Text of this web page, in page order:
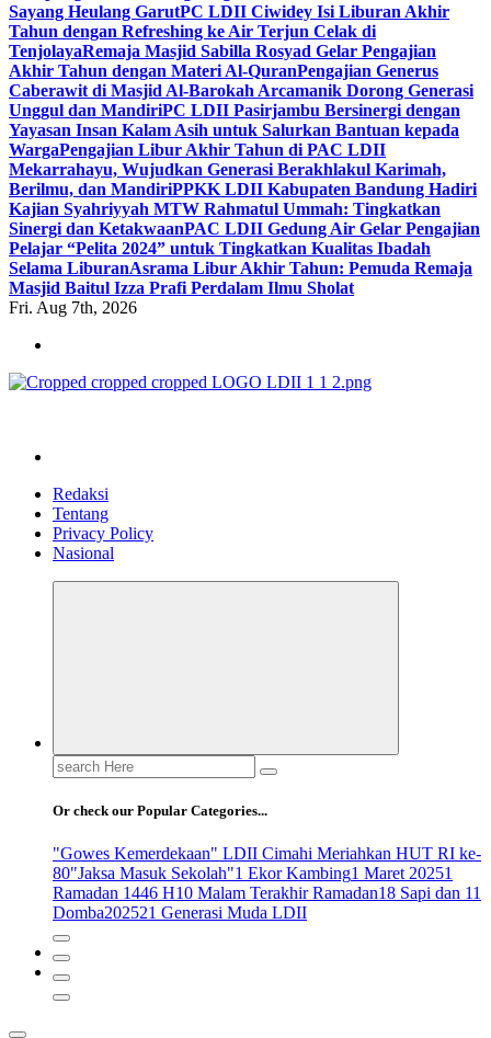
Sayang Heulang GarutPC LDII Ciwidey Isi Liburan Akhir
Tahun dengan Refreshing ke Air Terjun Celak di
TenjolayaRemaja Masjid Sabilla Rosyad Gelar Pengajian
Akhir Tahun dengan Materi Al-QuranPengajian Generus
Caberawit di Masjid Al-Barokah Arcamanik Dorong Generasi
Unggul dan MandiriPC LDII Pasirjambu Bersinergi dengan
Yayasan Insan Kalam Asih untuk Salurkan Bantuan kepada
WargaPengajian Libur Akhir Tahun di PAC LDII
Mekarrahayu, Wujudkan Generasi Berakhlakul Karimah,
Berilmu, dan MandiriPPKK LDII Kabupaten Bandung Hadiri
Kajian Syahriyyah MTW Rahmatul Ummah: Tingkatkan
Sinergi dan KetakwaanPAC LDII Gedung Air Gelar Pengajian
Pelajar “Pelita 2024” untuk Tingkatkan Kualitas Ibadah
Selama LiburanAsrama Libur Akhir Tahun: Pemuda Remaja
Masjid Baitul Izza Prafi Perdalam Ilmu Sholat
Fri. Aug 7th, 2026
Redaksi
Tentang
Privacy Policy
Nasional
Search
for:
Or check our Popular Categories...
"Gowes Kemerdekaan" LDII Cimahi Meriahkan HUT RI ke-
80"Jaksa Masuk Sekolah"1 Ekor Kambing1 Maret 20251
Ramadan 1446 H10 Malam Terakhir Ramadan18 Sapi dan 11
Domba202521 Generasi Muda LDII